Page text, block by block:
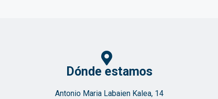
Dónde estamos
Antonio Maria Labaien Kalea, 14